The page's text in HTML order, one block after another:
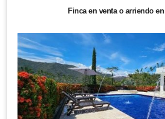
Finca en venta o arriendo